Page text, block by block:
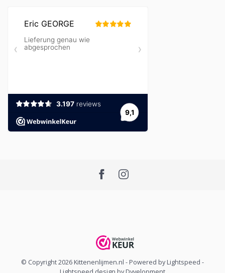
© Copyright 2026 Kittenenlijmen.nl - Powered by Lightspeed -